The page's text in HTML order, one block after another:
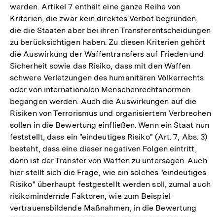
werden. Artikel 7 enthält eine ganze Reihe von
Kriterien, die zwar kein direktes Verbot begründen,
die die Staaten aber bei ihren Transferentscheidungen
zu berücksichtigen haben. Zu diesen Kriterien gehört
die Auswirkung der Waffentransfers auf Frieden und
Sicherheit sowie das Risiko, dass mit den Waffen
schwere Verletzungen des humanitären Völkerrechts
oder von internationalen Menschenrechtsnormen
begangen werden. Auch die Auswirkungen auf die
Risiken von Terrorismus und organisiertem Verbrechen
sollen in die Bewertung einfließen. Wenn ein Staat nun
feststellt, dass ein "eindeutiges Risiko" (Art. 7, Abs. 3)
besteht, dass eine dieser negativen Folgen eintritt,
dann ist der Transfer von Waffen zu untersagen. Auch
hier stellt sich die Frage, wie ein solches "eindeutiges
Risiko" überhaupt festgestellt werden soll, zumal auch
risikomindernde Faktoren, wie zum Beispiel
vertrauensbildende Maßnahmen, in die Bewertung